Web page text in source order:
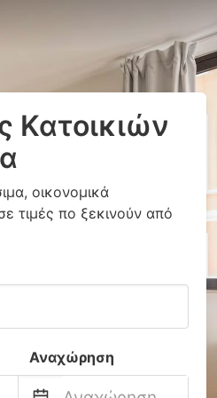
Κατοικιών
οικονομικά
τιμές πο ξεκινούν από
Αναχώρηση